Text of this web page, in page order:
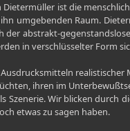
Dietermüller ist die
umgebenden Raum.
der abstrakt-
in verschlüsselter Form
realistischer
ihren im
Szenerie. Wir blicken
etwas zu sagen haben.